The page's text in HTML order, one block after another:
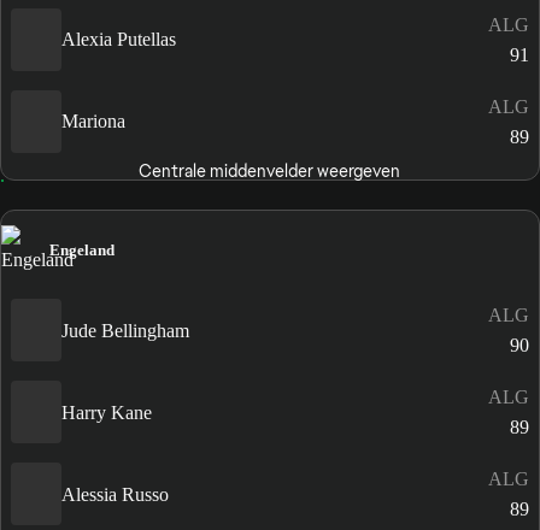
Alexia Putellas
ALG
91
Mariona
ALG
89
Centrale middenvelder weergeven
Engeland
Jude Bellingham
ALG
90
Harry Kane
ALG
89
Alessia Russo
ALG
89